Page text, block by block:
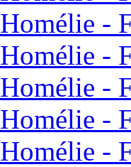
-
-
-
-
-